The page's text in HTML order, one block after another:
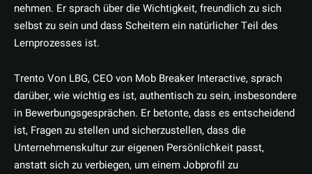
nehmen. Er sprach über die Wichtigkeit, freundlich zu sich
selbst zu sein und dass Scheitern ein natürlicher Teil des
Lernprozesses ist.
Trento Von LBG, CEO von Mob Breaker Interactive, sprach
darüber, wie wichtig es ist, authentisch zu sein, insbesondere
in Bewerbungsgesprächen. Er betonte, dass es entscheidend
ist, Fragen zu stellen und sicherzustellen, dass die
Unternehmenskultur zur eigenen Persönlichkeit passt,
anstatt sich zu verbiegen, um einem Jobprofil zu